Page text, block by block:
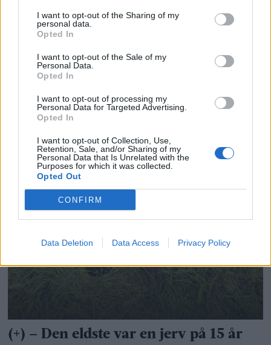
I want to opt-out of the Sharing of my
personal data.
Opted In
I want to opt-out of the Sale of my
Personal Data.
Opted In
I want to opt-out of processing my
Personal Data for Targeted Advertising.
Opted In
I want to opt-out of Collection, Use,
Retention, Sale, and/or Sharing of my
Personal Data that Is Unrelated with the
Purposes for which it was collected.
Opted Out
CONFIRM
Data Deletion Data Access Privacy Policy